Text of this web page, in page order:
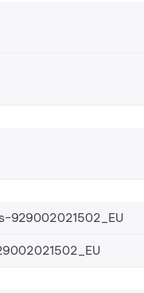
929002021502_EU